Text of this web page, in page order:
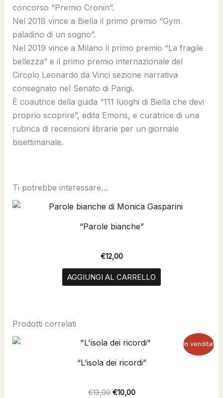
concorso “Premio Cronin”.
Nel 2018 vince a Biella il primo premio “Gym
paladino di un sogno”.
Nel 2019 vince a Milano il primo premio “La fragile
bellezza” e il primo premio internazionale del
Circolo Leonardo da Vinci sezione narrativa
consegnato nel Senato di Parigi.
È coautrice della guida “111 luoghi di Biella che devi
proprio scoprire”, edita Emons, e curatrice di una
rubrica di recensioni librarie per un giornale
bisettimanale.
Ti potrebbe interessare…
“Parole bianche”
€12,00
AGGIUNGI AL CARRELLO
Prodotti correlati
In vendita!
“L’isola dei ricordi”
€13,00
Il
originale
era:
€10,00
Il
attuale
è: